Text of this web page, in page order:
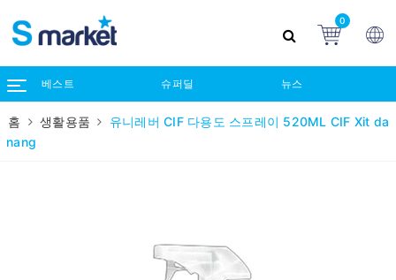
0
베스트 슈퍼딜 뉴스
홈 생활용품
유니레버 CIF 다용도 스프레이 520ML CIF Xit da
nang